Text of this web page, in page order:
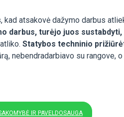
atsakovė dažymo darbus
darbus, turėjo juos
Statybos techninio
nebendradarbiavo su rangove,
IR PAVELDOSAUGA